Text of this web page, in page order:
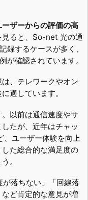
ーザーからの評価の高
ると、So-net 光の通
するケースが多く、
確認されています。
、テレワークやオン
適しています。
以前は通信速度やサ
たが、近年はチャッ
、ユーザー体験を向上
た総合的な満足度の
。
落ちない」「回線落
ど肯定的な意見が増